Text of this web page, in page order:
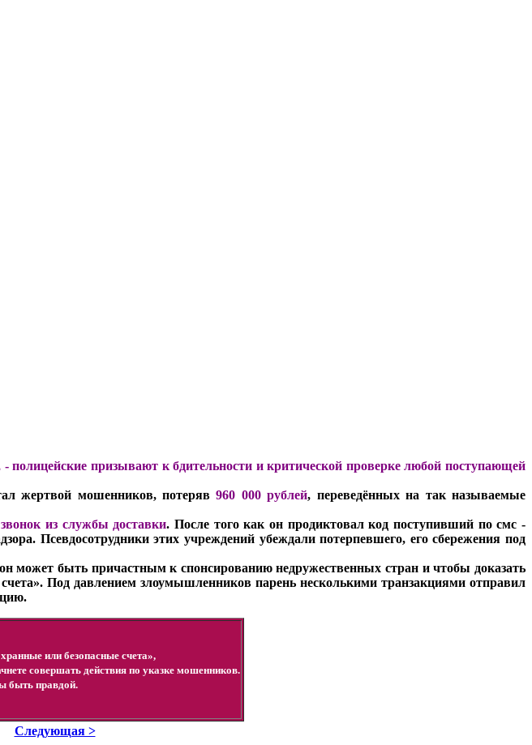
-полицейские призывают к бдительности и критической проверке любой поступающей
жертвой мошенников, потеряв960 000 рублей, переведённых на так называемые
звонок из службы доставки. После того как он продиктовал код поступивший по смс -
Псевдосотрудники этих учреждений убеждали потерпевшего, его сбережения под
может быть причастным к спонсированию недружественных стран и чтобы доказать
Под давлением злоумышленников парень несколькими транзакциями отправил
или безопасные счета»,
совершать действия по указке мошенников.
быть правдой.
Следующая >